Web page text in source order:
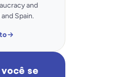
and
Spain.
se